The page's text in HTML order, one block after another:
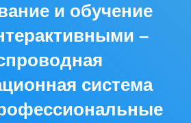
и обучение
–
система